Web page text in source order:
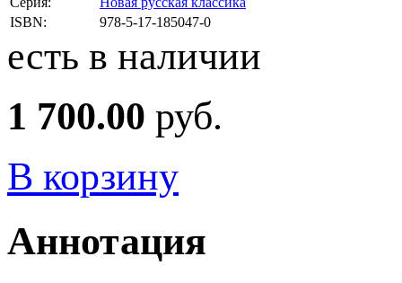
ISBN:
978-5-17-185047-0
есть в наличии
1 700.00 руб.
В корзину
Аннотация